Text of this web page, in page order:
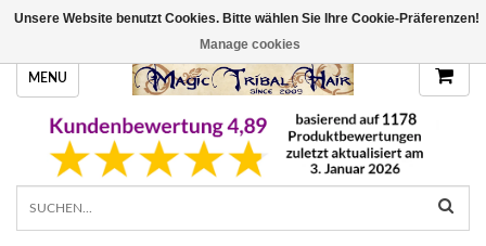
HANDGEFERTIGTE HAARTEILE, DEINE FARBE
MENU
Unsere Website benutzt Cookies. Bitte wählen Sie Ihre Cookie-Präferenzen!
Manage cookies